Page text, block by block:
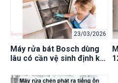
23/03/2026
Máy rửa bát Bosch dùng
lâu có cần vệ sinh định kỳ